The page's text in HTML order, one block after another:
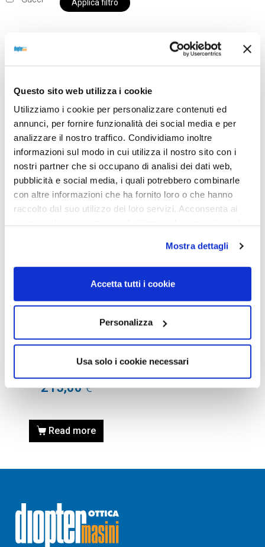
Questo sito web utilizza i cookie
Utilizziamo i cookie per personalizzare contenuti ed
annunci, per fornire funzionalità dei social media e per
analizzare il nostro traffico. Condividiamo inoltre
informazioni sul modo in cui utilizza il nostro sito con i
nostri partner che si occupano di analisi dei dati web,
pubblicità e social media, i quali potrebbero combinarle
con altre informazioni che ha fornito loro o che hanno
raccolto dal suo utilizzo dei loro servizi. Acconsenta ai
Mostra dettagli
Accetta tutti i cookie
Personalizza
Usa solo i cookie necessari
Applica filtro
nostro negozio non saranno disponibili per la
da OTTICA DIOPTER
Showing the single result
OCCHIALI DA SOLE
OCCHIALE DA SOLE GUCCI
GG0341S-002 BLACK –
ASTA MULTICOLOUR
215,00€
Read more